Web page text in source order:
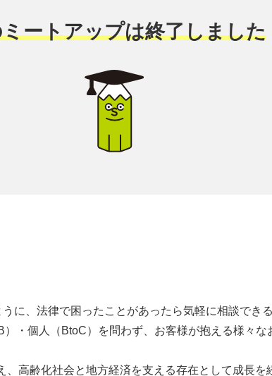
ートアップは終了しました
に、法律で困ったことがあったら気軽に相談でき
・個人（BtoC）を問わず、お客様が抱える様々な
高齢化社会と地方経済を支える存在として成長を